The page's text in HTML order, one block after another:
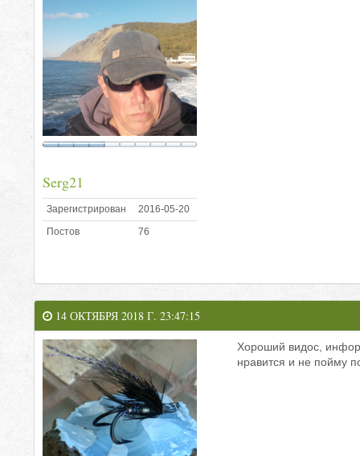
Serg21
Зарегистрирован
2016-05-20
Постов
76
14 ОКТЯБРЯ 2018 Г. 23:47:15
Хороший видос,
нравится и не пойму